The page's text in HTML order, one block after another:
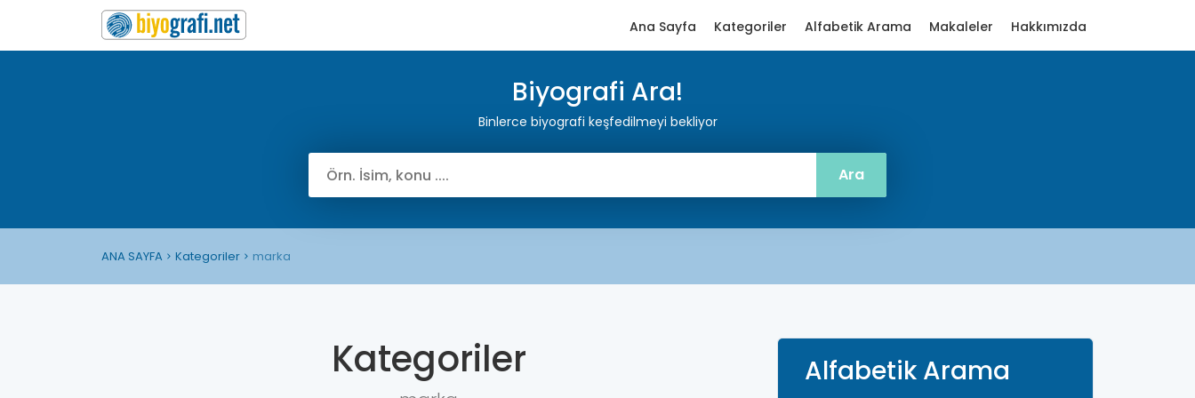
Ana Sayfa Kategoriler Alfabetik Arama Makaleler Hakkımızda
Biyografi Ara!
Binlerce biyografi keşfedilmeyi bekliyor
ANA SAYFA Kategoriler marka
Kategoriler Alfabetik Arama